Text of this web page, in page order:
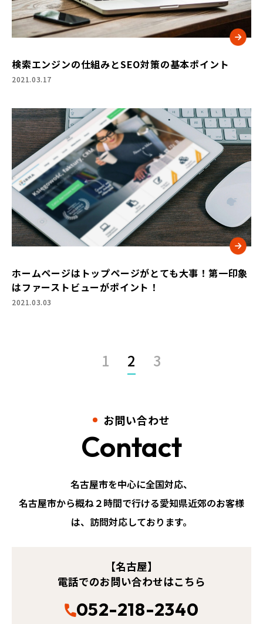
検索エンジンの仕組みとSEO対策の基本ポイント
2021.03.17
ホームページはトップページがとても大事！第一印象
はファーストビューがポイント！
2021.03.03
1 2 3
お問い合わせ
Contact
名古屋市を中心に全国対応、
名古屋市から概ね２時間で行ける愛知県近郊のお客様
は、訪問対応しております。
【名古屋】
電話でのお問い合わせはこちら
052-218-2340